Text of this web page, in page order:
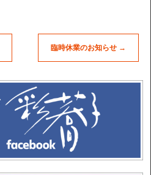
臨時休業のお知らせ →